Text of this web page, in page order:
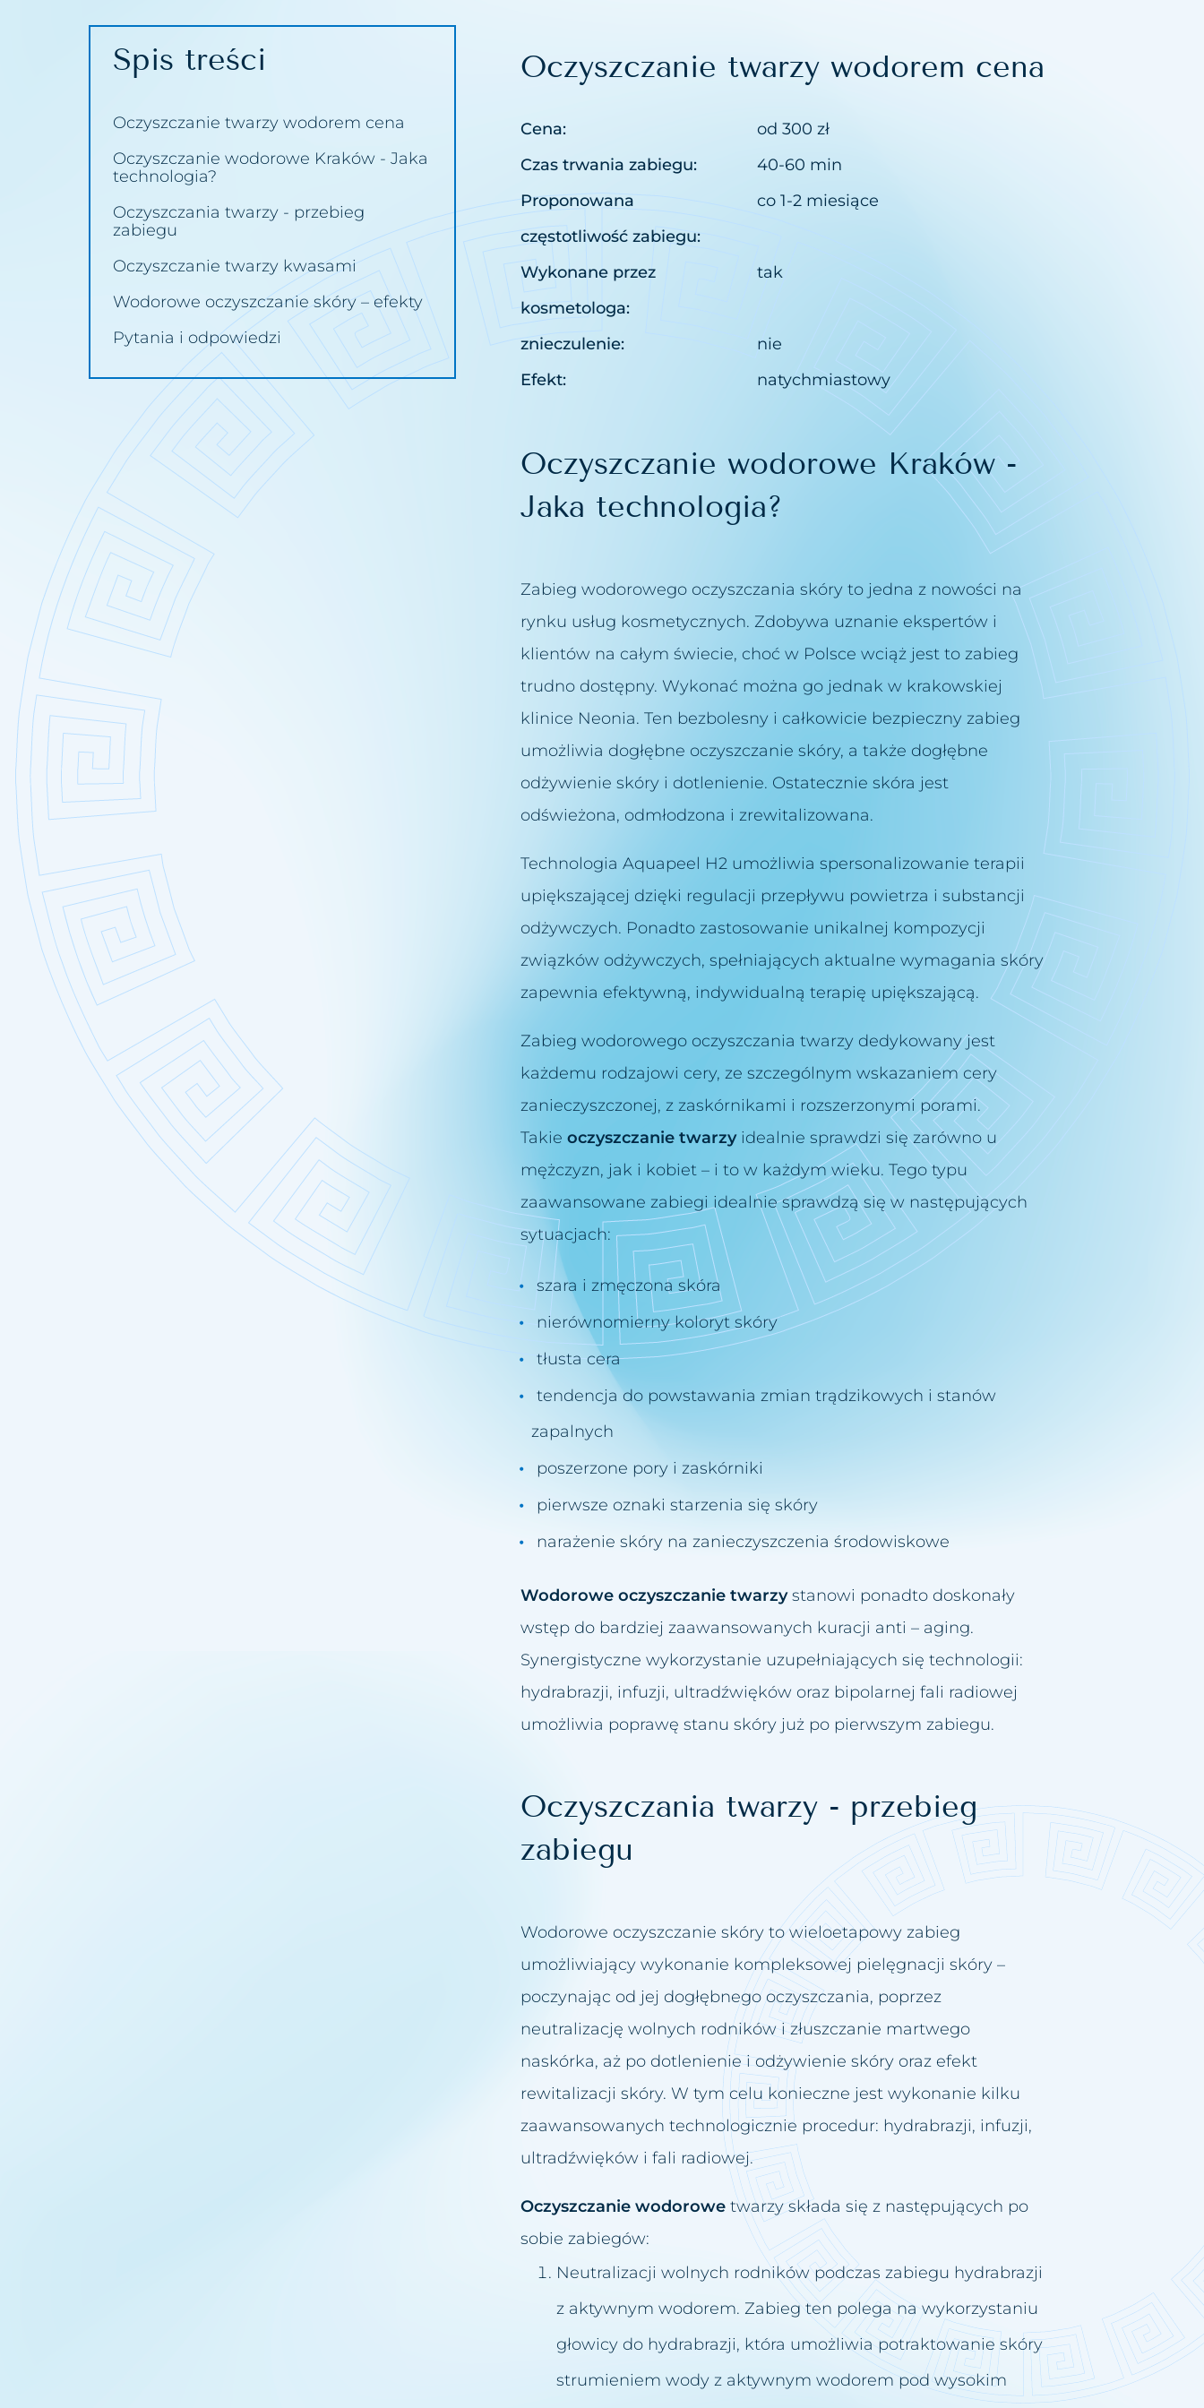
Utrata jędrności piersi
Worki i cienie pod oczami
Zastoje limfatyczne
Zmarszczki
Łysienie bliznowaciejące
Łysienie telogenowe
Łysienie plackowate
Łysienie androgenowe
Sucha – wrażliwa skóra głowy
Suche zniszczone włosy
Łojotokowe zapalenie skóry głowy
Łupież
Łuszczyca skóry głowy
Usuwanie blizn
Usuwanie bruzd nosowo wargowych
Usuwanie makijażu permanentnego
Usuwanie przebarwień
Usuwanie rozstępów
Usuwanie tatuażu
Usuwanie tkanki tłuszczowej
Usuwanie włókniaków i zaskórników
Usuwanie worków i cieni pod oczami
Usuwanie zmarszczek
Spis treści
Oczyszczanie twarzy wodorem cena
Oczyszczanie wodorowe Kraków - Jaka
technologia?
Oczyszczania twarzy - przebieg
zabiegu
Oczyszczanie twarzy kwasami
Wodorowe oczyszczanie skóry – efekty
Pytania i odpowiedzi
Oczyszczanie twarzy wodorem cena
Cena:
od 300 zł
Czas trwania zabiegu:
40-60 min
Proponowana
częstotliwość zabiegu:
co 1-2 miesiące
Wykonane przez
kosmetologa:
tak
znieczulenie:
nie
Efekt:
natychmiastowy
Oczyszczanie wodorowe Kraków -
Jaka technologia?
Zabieg wodorowego oczyszczania skóry to jedna z nowości na
rynku usług kosmetycznych. Zdobywa uznanie ekspertów i
klientów na całym świecie, choć w Polsce wciąż jest to zabieg
trudno dostępny. Wykonać można go jednak w krakowskiej
klinice Neonia. Ten bezbolesny i całkowicie bezpieczny zabieg
umożliwia dogłębne oczyszczanie skóry, a także dogłębne
odżywienie skóry i dotlenienie. Ostatecznie skóra jest
odświeżona, odmłodzona i zrewitalizowana.
Technologia Aquapeel H2 umożliwia spersonalizowanie terapii
upiększającej dzięki regulacji przepływu powietrza i substancji
odżywczych. Ponadto zastosowanie unikalnej kompozycji
związków odżywczych, spełniających aktualne wymagania skóry
zapewnia efektywną, indywidualną terapię upiększającą.
Zabieg wodorowego oczyszczania twarzy dedykowany jest
każdemu rodzajowi cery, ze szczególnym wskazaniem cery
zanieczyszczonej, z zaskórnikami i rozszerzonymi porami.
Takie oczyszczanie twarzyidealnie sprawdzi się zarówno u
mężczyzn, jak i kobiet – i to w każdym wieku. Tego typu
zaawansowane zabiegi idealnie sprawdzą się w następujących
sytuacjach:
szara i zmęczona skóra
nierównomierny koloryt skóry
tłusta cera
tendencja do powstawania zmian trądzikowych i stanów
zapalnych
poszerzone pory i zaskórniki
pierwsze oznaki starzenia się skóry
narażenie skóry na zanieczyszczenia środowiskowe
Wodorowe oczyszczanie twarzystanowi ponadto doskonały
wstęp do bardziej zaawansowanych kuracji anti – aging.
Synergistyczne wykorzystanie uzupełniających się technologii:
hydrabrazji, infuzji, ultradźwięków oraz bipolarnej fali radiowej
umożliwia poprawę stanu skóry już po pierwszym zabiegu.
Oczyszczania twarzy - przebieg
zabiegu
Wodorowe oczyszczanie skóry to wieloetapowy zabieg
umożliwiający wykonanie kompleksowej pielęgnacji skóry –
poczynając od jej dogłębnego oczyszczania, poprzez
neutralizację wolnych rodników i złuszczanie martwego
naskórka, aż po dotlenienie i odżywienie skóry oraz efekt
rewitalizacji skóry. W tym celu konieczne jest wykonanie kilku
zaawansowanych technologicznie procedur: hydrabrazji, infuzji,
ultradźwięków i fali radiowej.
Oczyszczanie wodorowetwarzy składa się z następujących po
sobie zabiegów:
Neutralizacji wolnych rodników podczas zabiegu hydrabrazji
z aktywnym wodorem. Zabieg ten polega na wykorzystaniu
głowicy do hydrabrazji, która umożliwia potraktowanie skóry
strumieniem wody z aktywnym wodorem pod wysokim